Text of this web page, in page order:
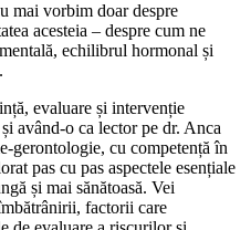
mai vorbim doar despre
acesteia – despre cum ne
echilibrul hormonal și
evaluare și intervenție
având-o ca lector pe dr. Anca
gerontologie, cu competență în
pas cu pas aspectele esențiale
și mai sănătoasă. Vei
factorii care